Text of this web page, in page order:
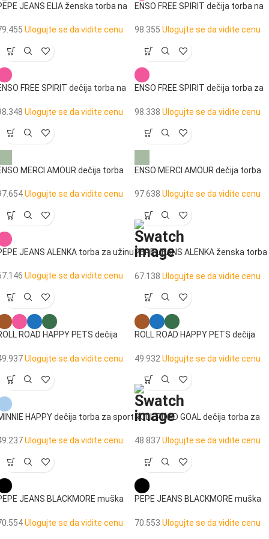
JEANS ELIA ženska torba na
Ulogujte se da vidite cenu
ENSO FREE SPIRIT dečija torba na
98.355 Ulogujte se da vidite cenu
FREE SPIRIT dečija torba na
Ulogujte se da vidite cenu
ENSO FREE SPIRIT dečija torba za
98.338 Ulogujte se da vidite cenu
MERCI AMOUR dečija torba
Ulogujte se da vidite cenu
ENSO MERCI AMOUR dečija torba
97.638 Ulogujte se da vidite cenu
JEANS ALENKA torba za užinu
Ulogujte se da vidite cenu
PEPE JEANS ALENKA ženska torba
67.138 Ulogujte se da vidite cenu
ROAD HAPPY PETS dečija
Ulogujte se da vidite cenu
ROLL ROAD HAPPY PETS dečija
49.932 Ulogujte se da vidite cenu
HAPPY dečija torba za sport
Ulogujte se da vidite cenu
ROLL ROAD GOAL dečija torba za
48.837Ulogujte se da vidite cenu
JEANS BLACKMORE muška
Ulogujte se da vidite cenu
PEPE JEANS BLACKMORE muška
70.553 Ulogujte se da vidite cenu